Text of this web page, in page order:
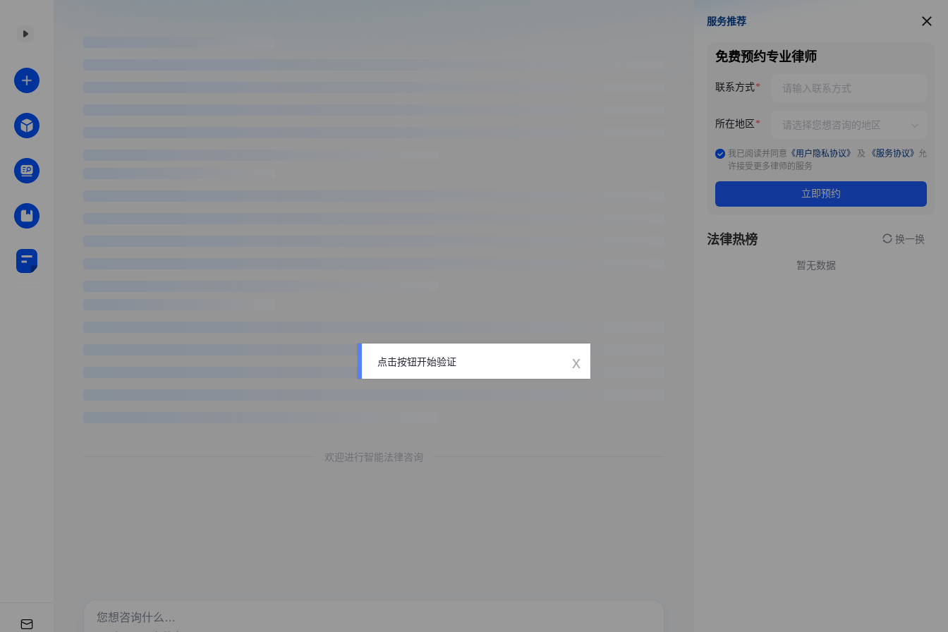
欢迎进行智能法律咨询
服务推荐
服务推荐
免费预约专业律师
联系方式
所在地区
我已阅读并同意 《用户隐私协议》 及 《服务协议》 允
许接受更多律师的服务
立即预约
法律热榜 换一换
暂无数据
点击按钮开始验证 x